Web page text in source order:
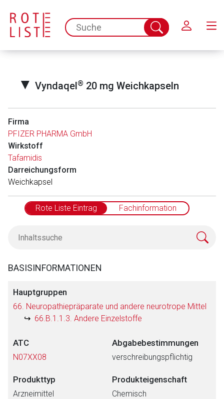
spc.search.input.placeholder
Suche
abschicken
▼ Vyndaqel® 20 mg Weichkapseln
Firma
PFIZER PHARMA GmbH
Wirkstoff
Tafamidis
Darreichungsform
Weichkapsel
Rote Liste Eintrag Fachinformation
BASISINFORMATIONEN
Hauptgruppen
66. Neuropathiepräparate und andere neurotrope Mittel
66.B.1.1.3. Andere Einzelstoffe
ATC
N07XX08
Abgabebestimmungen
verschreibungspflichtig
Produkttyp
Arzneimittel
Produkteigenschaft
Chemisch